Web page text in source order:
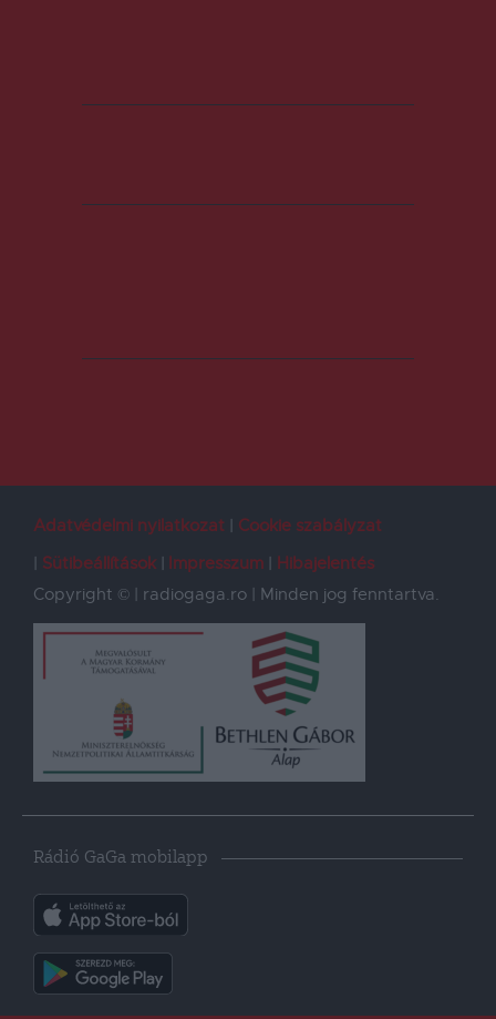
Adatvédelmi nyilatkozat
Cookie szabályzat
Sütibeállítások
Impresszum
Hibajelentés
Copyright © | radiogaga.ro | Minden jog fenntartva.
Rádió GaGa mobilapp